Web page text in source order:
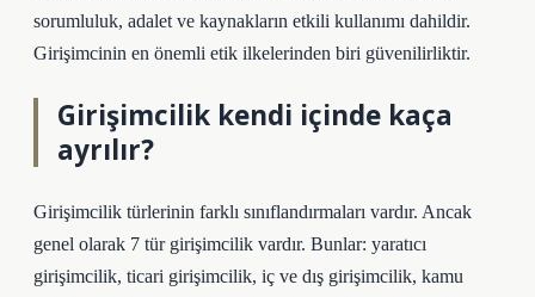
sorumluluk, adalet ve kaynakların etkili kullanımı dahildir.
Girişimcinin en önemli etik ilkelerinden biri güvenilirliktir.
Girişimcilik kendi içinde kaça
ayrılır?
Girişimcilik türlerinin farklı sınıflandırmaları vardır. Ancak
genel olarak 7 tür girişimcilik vardır. Bunlar: yaratıcı
girişimcilik, ticari girişimcilik, iç ve dış girişimcilik, kamu